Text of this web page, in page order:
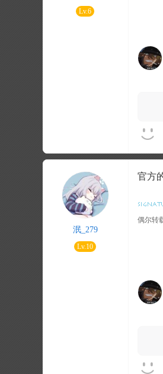
Lv.6
泯_279
Lv.10
官方
偶尔转